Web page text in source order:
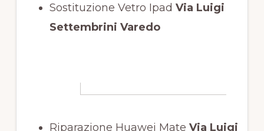
Sostituzione Vetro Ipad Via Luigi
Settembrini Varedo
Riparazione Huawei Mate Via Luigi